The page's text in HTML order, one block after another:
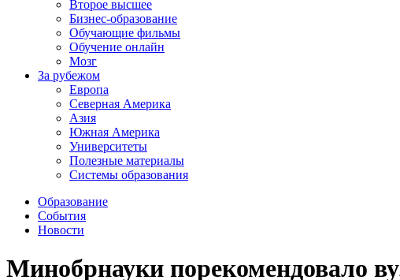
Второе высшее
Бизнес-образование
Обучающие фильмы
Обучение онлайн
Мозг
За рубежом
Европа
Северная Америка
Азия
Южная Америка
Университеты
Полезные материалы
Системы образования
Образование
События
Новости
Минобрнауки порекомендовало